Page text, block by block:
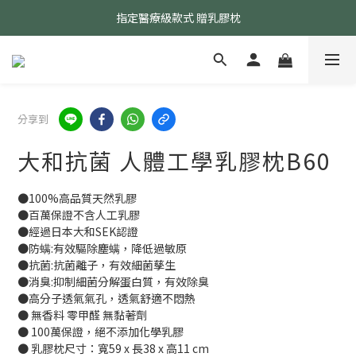
24小時AI智能客服
24小時AI智能客服
分享到
大和抗菌 人體工學乳膠枕B60
●100%高品質天然乳膠
●百萬保證不含人工乳膠
●經過日本大和SEK認證
●防螨:有效驅除塵螨，降低過敏原
●抗菌:抗菌離子，有效細菌孳生
●消臭:抑制細菌分解蛋白質，有效除臭
●高分子透氣氣孔，透氣舒適不悶熱
● 無香料 零甲醛 無黏著劑
● 100萬保證，絕不添加化學乳膠
● 乳膠枕尺寸：寬59 x 長38 x 高11 cm